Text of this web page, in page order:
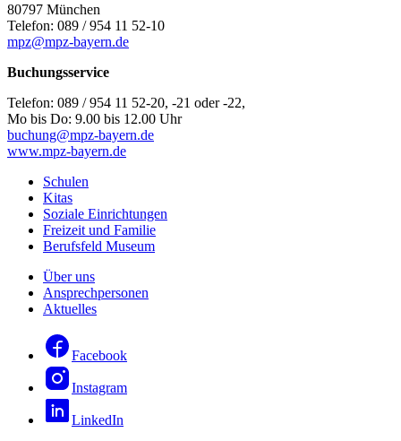
80797 München
Telefon: 089 / 954 11 52-10
mpz@mpz-bayern.de
Buchungsservice
Telefon: 089 / 954 11 52-20, -21 oder -22,
Mo bis Do: 9.00 bis 12.00 Uhr
buchung@mpz-bayern.de
www.mpz-bayern.de
Schulen
Kitas
Soziale Einrichtungen
Freizeit und Familie
Berufsfeld Museum
Über uns
Ansprechpersonen
Aktuelles
Facebook
Instagram
LinkedIn